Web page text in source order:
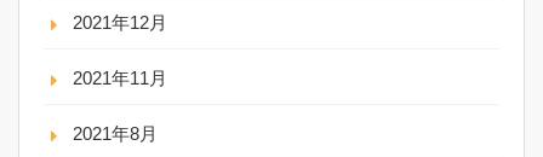
2021年12月
2021年11月
2021年8月